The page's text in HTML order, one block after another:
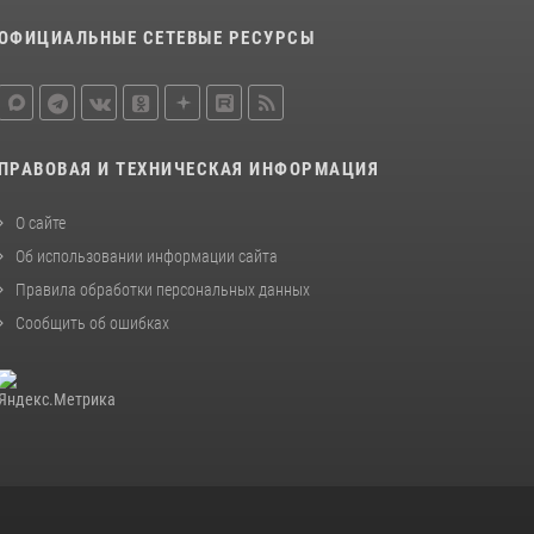
В Челябинске росгвардейцы задержали
Росгвардии Героя России генерала армии
Виктора Золотова с заместителем
СЕТЕВЫЕ РЕСУРСЫ
ПРАВОВАЯ И ТЕХНИЧЕСКАЯ ИНФОРМАЦИЯ
О сайте
Об использовании информации сайта
Правила обработки персональных данных
Сообщить об ошибках